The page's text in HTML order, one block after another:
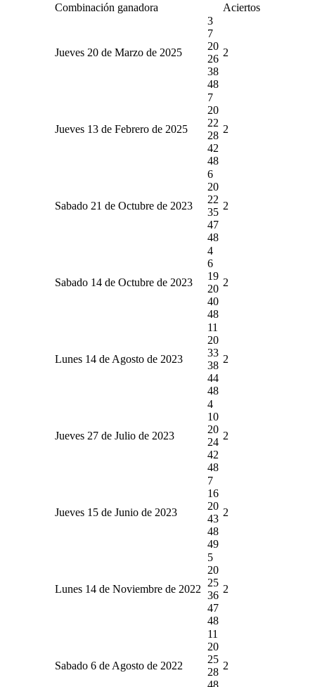
Combinación ganadora Aciertos
Jueves 20 de Marzo de 2025
3
7
20
26
38
48
2
Jueves 13 de Febrero de 2025
7
20
22
28
42
48
2
Sabado 21 de Octubre de 2023
6
20
22
35
47
48
2
Sabado 14 de Octubre de 2023
4
6
19
20
40
48
2
Lunes 14 de Agosto de 2023
11
20
33
38
44
48
2
Jueves 27 de Julio de 2023
4
10
20
24
42
48
2
Jueves 15 de Junio de 2023
7
16
20
43
48
49
2
Lunes 14 de Noviembre de 2022
5
20
25
36
47
48
2
Sabado 6 de Agosto de 2022
11
20
25
28
48
2